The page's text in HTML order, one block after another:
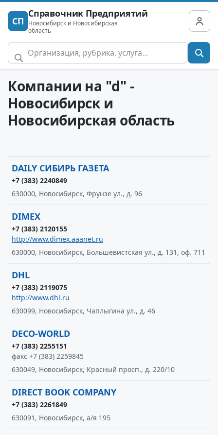
СП
Справочник Предприятий
Новосибирск и Новосибирская
область
Компании на "d" -
Новосибирск и
Новосибирская область
DAILY СИБИРЬ ГАЗЕТА
+7 (383) 2240849
630000, Новосибирск, Фрунзе ул., д. 96
DIMEX
+7 (383) 2120155
http://www.dimex.aaanet.ru
630000, Новосибирск, Большевистская ул., д. 131, оф. 711
DHL
+7 (383) 2119075
http://www.dhl.ru
630099, Новосибирск, Чаплыгина ул., д. 46
DECO-WORLD
+7 (383) 2255151
факс +7 (383) 2259845
630049, Новосибирск, Красный просп., д. 220/10
DIRECT BOOK COMPANY
+7 (383) 2261849
630091, Новосибирск, а/я 195